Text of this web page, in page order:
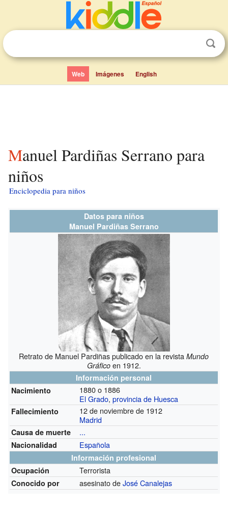
Web Imágenes English
Manuel Pardiñas Serrano para
niños
Enciclopedia para niños
Datos para niños
Manuel Pardiñas Serrano
Retrato de Manuel Pardiñas publicado en la revistaMundo
Gráficoen 1912.
Información personal
Nacimiento
1880 o 1886
El Grado,provincia de Huesca
Fallecimiento
12 de noviembre de 1912
Madrid
Causa de muerte ...
Nacionalidad Española
Información profesional
Ocupación
Terrorista
Conocido por asesinato deJosé Canalejas